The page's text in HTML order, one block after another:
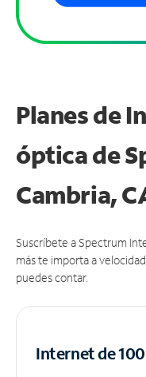
Planes de
óptica de
Cambria,
Suscríbete a Spectrum
más te importa a
puedes contar.
Internet de